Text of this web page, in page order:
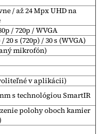
/ až 24 Mpx UHD na
/ 720p / WVGA
/ 20 s (720p) / 30 s (WVGA)
mikrofón)
v aplikácii)
nm s technológiou SmartIR
polohy oboch kamier